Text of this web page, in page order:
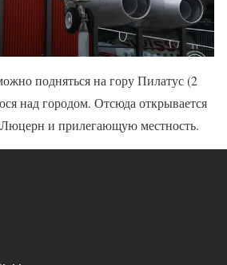
подняться на гору Пилатус (2
над городом. Отсюда открывается
и прилегающую местность.